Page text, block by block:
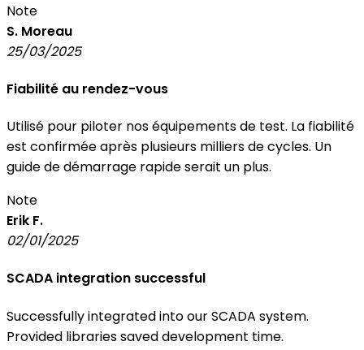
Note
S. Moreau
25/03/2025
Fiabilité au rendez-vous
Utilisé pour piloter nos équipements de test. La fiabilité
est confirmée après plusieurs milliers de cycles. Un
guide de démarrage rapide serait un plus.
Note
Erik F.
02/01/2025
SCADA integration successful
Successfully integrated into our SCADA system.
Provided libraries saved development time.